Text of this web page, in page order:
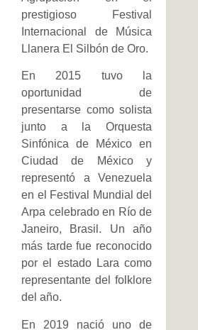
prestigioso Festival
Internacional de Música
Llanera El Silbón de Oro.
En 2015 tuvo la
oportunidad de
presentarse como solista
junto a la Orquesta
Sinfónica de México en
Ciudad de México y
representó a Venezuela
en el Festival Mundial del
Arpa celebrado en Río de
Janeiro, Brasil. Un año
más tarde fue reconocido
por el estado Lara como
representante del folklore
del año.
En 2019 nació uno de